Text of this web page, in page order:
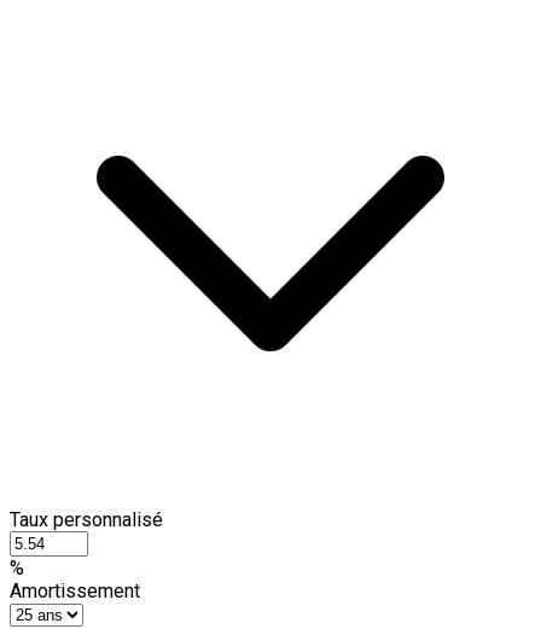
Taux personnalisé
%
Amortissement